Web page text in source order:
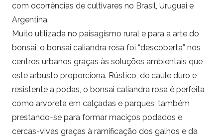
com ocorrências de cultivares no Brasil, Uruguai e
Argentina.
Muito utilizada no paisagismo rural e para a arte do
bonsai, o bonsai caliandra rosa foi “descoberta” nos
centros urbanos graças às soluções ambientais que
este arbusto proporciona. Rústico, de caule duro e
resistente a podas, o bonsai caliandra rosa é perfeita
como arvoreta em calçadas e parques, também
prestando-se para formar maciços podados e
cercas-vivas graças à ramificação dos galhos e da